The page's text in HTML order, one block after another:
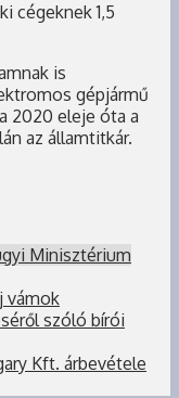
cégeknek 1,5
is
gépjármű
2020 eleje óta a
az államtitkár.
Minisztérium
vámok
szóló bírói
Kft. árbevétele